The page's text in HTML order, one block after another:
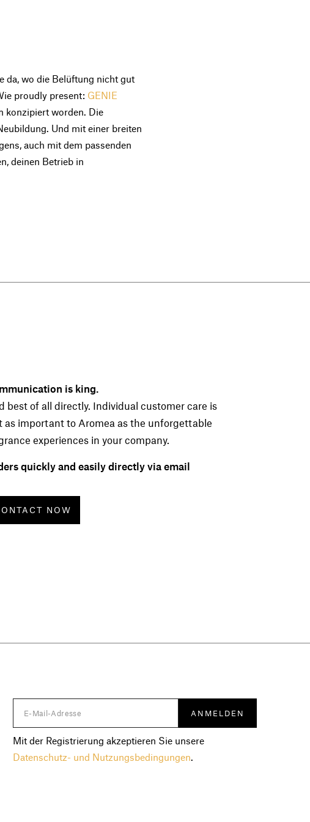
da, wo die Belüftung nicht gut
proudly present: GENIE
konzipiert worden. Die
Und mit einer breiten
auch mit dem passenden
deinen Betrieb in
is king.
best of all directly. Individual customer care is
as important to Aromea as the unforgettable
experiences in your company.
quickly and easily directly via email
NOW
Mit der Registrierung akzeptieren Sie unsere
Datenschutz- und Nutzungsbedingungen.